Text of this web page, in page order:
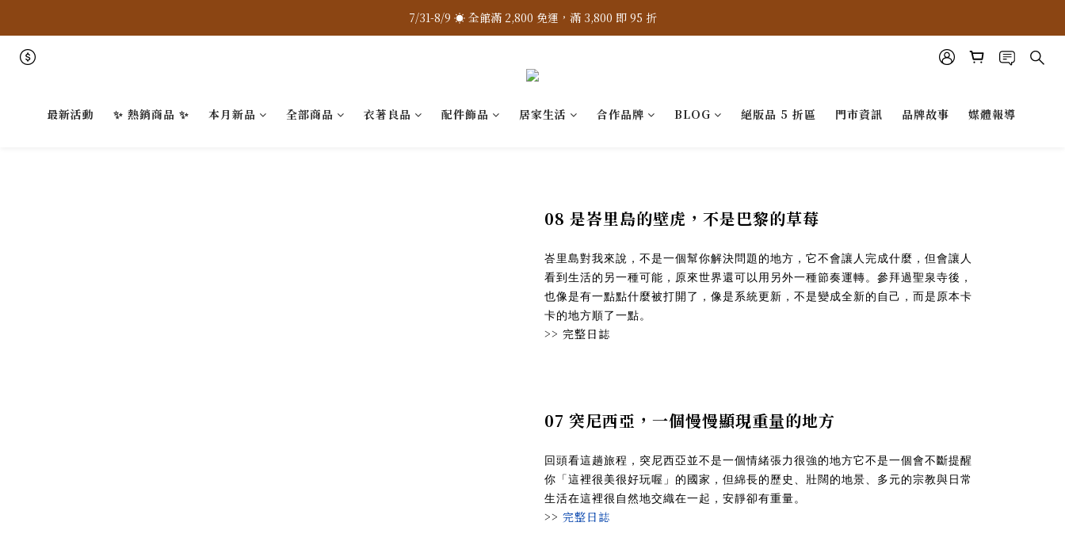
7/31-8/9 ☀️ 全館滿 2,800 免運，滿 3,800 即 95 折
7/31-8/9 ☀️ 全館滿 2,800 免運，滿 3,800 即 95 折
7/31-8/9 ☀️ 全館滿 2,800 免運，滿 3,800 即 95 折
最新活動 ✨ 熱銷商品 ✨ 本月新品 全部商品 衣著良品 配件飾品 居家生活 合作品牌 BLOG 絕版品 5 折區 門市資訊 品牌故事 媒體報導
08 是峇里島的壁虎，不是巴黎的草莓
峇里島對我來說，不是一個幫你解決問題的地方，它不會讓人完成什麼，但會讓人
看到生活的另一種可能，原來世界還可以用另外一種節奏運轉。參拜過聖泉寺後，
也像是有一點點什麼被打開了，像是系統更新，不是變成全新的自己，而是原本卡
卡的地方順了一點。
>> 完整日誌
07 突尼西亞，一個慢慢顯現重量的地方
回頭看這趟旅程，突尼西亞並不是一個情緒張力很強的地方它不是一個會不斷提醒
你「這裡很美很好玩喔」的國家，但綿長的歷史、壯闊的地景、多元的宗教與日常
生活在這裡很自然地交織在一起，安靜卻有重量。
>> 完整日誌